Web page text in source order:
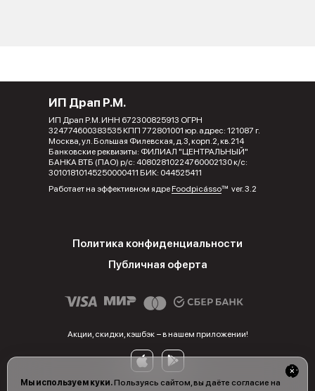
Мы используем куки.Пользуясь сайтом, вы даёте согласие на
ИП Драп Р.М.
ИП Драп Р.М. ИНН 672300825913 ОГРН
324774600383535 КПП 772801001 юр. адрес: 121087 г.
Москва, ул. Большая Филевская, д.3, корп.2, кв.214
Банковские реквизиты: ФИЛИАЛ "ЦЕНТРАЛЬНЫЙ"
БАНКА ВТБ (ПАО) р/с: 40802810224760002130 к/с:
30101810145250000411 БИК: 044525411
Работает на эффективном ядреFoodpicássover. 3.2
Политика конфиденциальности
Публичная оферта
Акции, скидки, кэшбэк − в нашем приложении!